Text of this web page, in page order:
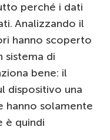
perché i dati
Analizzando il
hanno scoperto
sistema di
bene: il
dispositivo una
hanno solamente
è quindi